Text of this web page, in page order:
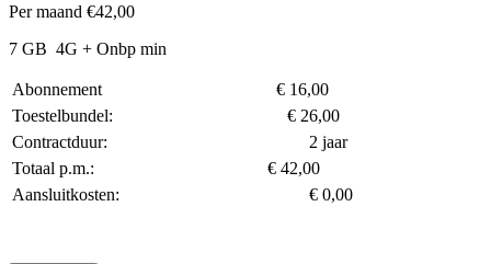
Per maand €42,00
7 GB 4G + Onbp min
Abonnement € 16,00
Toestelbundel:
€ 26,00
Contractduur:
2 jaar
Totaal p.m.:
€ 42,00
Aansluitkosten:
€ 0,00